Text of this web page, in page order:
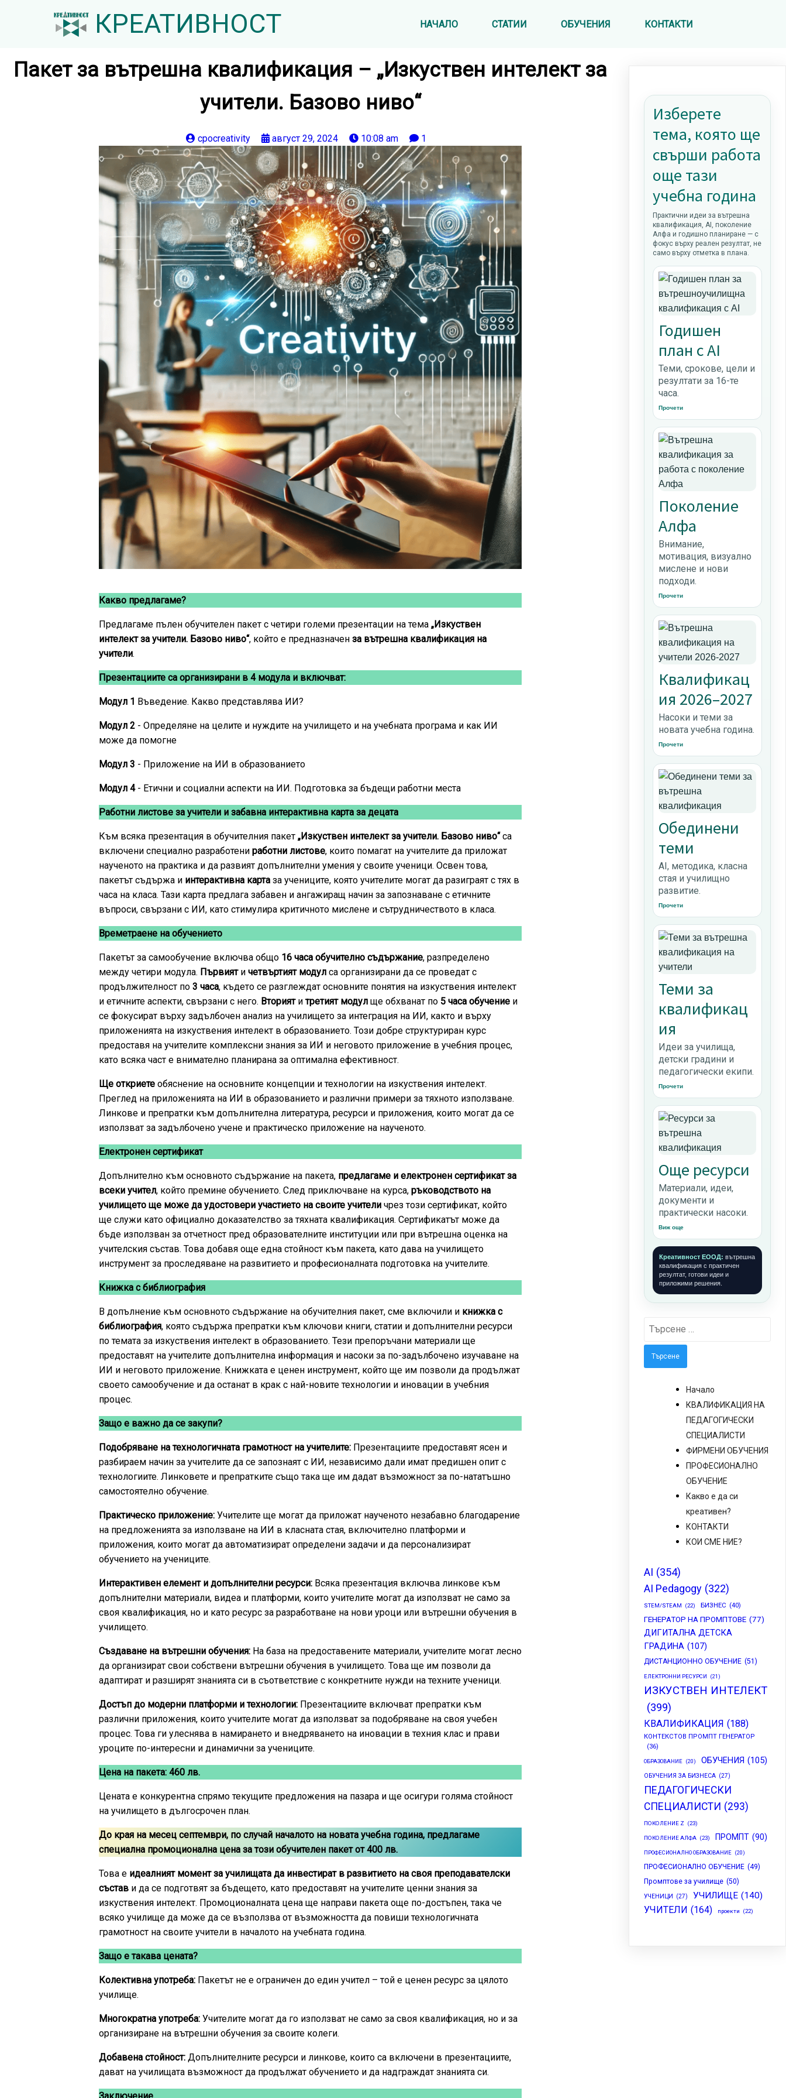
КРЕАТИВНОСТ НАЧАЛО СТАТИИ ОБУЧЕНИЯ КОНТАКТИ
Пакет за вътрешна квалификация – „Изкуствен интелект за
учители. Базово ниво“
cpocreativity август 29, 2024 10:08 am 1
Какво предлагаме?
Предлагаме пълен обучителен пакет с четири големи презентации на тема„Изкуствен
интелект за учители. Базово ниво“, който е предназначенза вътрешна квалификация на
учители.
Презентациите са организирани в 4 модула и включват:
Модул 1 Въведение. Какво представлява ИИ?
Модул 2 - Определяне на целите и нуждите на училището и на учебната програма и как ИИ
може да помогне
Модул 3 - Приложение на ИИ в образованието
Модул 4- Етични и социални аспекти на ИИ. Подготовка за бъдещи работни места
Работни листове за учители и забавна интерактивна карта за децата
Към всяка презентация в обучителния пакет„Изкуствен интелект за учители. Базово ниво“ са
включени специално разработениработни листове, които помагат на учителите да приложат
наученото на практика и да развият допълнителни умения у своите ученици. Освен това,
пакетът съдържа и интерактивна карта за учениците, която учителите могат да разиграят с тях в
часа на класа. Тази карта предлага забавен и ангажиращ начин за запознаване с етичните
въпроси, свързани с ИИ, като стимулира критичното мислене и сътрудничеството в класа.
Времетраене на обучението
Пакетът за самообучение включва общо 16 часа обучително съдържание, разпределено
между четири модула. Първиятичетвъртият модул са организирани да се проведат с
продължителност по3 часа, където се разглеждат основните понятия на изкуствения интелект
и етичните аспекти, свързани с него. Вториятитретият модул ще обхванат по 5 часа обучение и
се фокусират върху задълбочен анализ на училището за интеграция на ИИ, както и върху
приложенията на изкуствения интелект в образованието. Този добре структуриран курс
предоставя на учителите комплексни знания за ИИ и неговото приложение в учебния процес,
като всяка част е внимателно планирана за оптимална ефективност.
Ще откриете обяснение на основните концепции и технологии на изкуствения интелект.
Преглед на приложенията на ИИ в образованието и различни примери за тяхното използване.
Линкове и препратки към допълнителна литература, ресурси и приложения, които могат да се
използват за задълбочено учене и практическо приложение на наученото.
Електронен сертификат
Допълнително към основното съдържание на пакета, предлагаме и електронен сертификат за
всеки учител, който премине обучението. След приключване на курса,ръководството на
училището ще може да удостовери участието на своите учители чрез този сертификат, който
ще служи като официално доказателство за тяхната квалификация. Сертификатът може да
бъде използван за отчетност пред образователните институции или при вътрешна оценка на
учителския състав. Това добавя още една стойност към пакета, като дава на училището
инструмент за проследяване на развитието и професионалната подготовка на учителите.
Книжка с библиография
В допълнение към основното съдържание на обучителния пакет, сме включили и книжка с
библиография, която съдържа препратки към ключови книги, статии и допълнителни ресурси
по темата за изкуствения интелект в образованието. Тези препоръчани материали ще
предоставят на учителите допълнителна информация и насоки за по-задълбочено изучаване на
ИИ и неговото приложение. Книжката е ценен инструмент, който ще им позволи да продължат
своето самообучение и да останат в крак с най-новите технологии и иновации в учебния
процес.
Защо е важно да се закупи?
Подобряване на технологичната грамотност на учителите: Презентациите предоставят ясен и
разбираем начин за учителите да се запознаят с ИИ, независимо дали имат предишен опит с
технологиите. Линковете и препратките също така ще им дадат възможност за по-нататъшно
самостоятелно обучение.
Практическо приложение: Учителите ще могат да приложат наученото незабавно благодарение
на предложенията за използване на ИИ в класната стая, включително платформи и
приложения, които могат да автоматизират определени задачи и да персонализират
обучението на учениците.
Интерактивен елемент и допълнителни ресурси: Всяка презентация включва линкове към
допълнителни материали, видеа и платформи, които учителите могат да използват не само за
своя квалификация, но и като ресурс за разработване на нови уроци или вътрешни обучения в
училището.
Създаване на вътрешни обучения: На база на предоставените материали, учителите могат лесно
да организират свои собствени вътрешни обучения в училището. Това ще им позволи да
адаптират и разширят знанията си в съответствие с конкретните нужди на техните ученици.
Достъп до модерни платформи и технологии: Презентациите включват препратки към
различни приложения, които учителите могат да използват за подобряване на своя учебен
процес. Това ги улеснява в намирането и внедряването на иновации в техния клас и прави
уроците по-интересни и динамични за учениците.
Цена на пакета: 460 лв.
Цената е конкурентна спрямо текущите предложения на пазара и ще осигури голяма стойност
на училището в дългосрочен план.
До края на месец септември, по случай началото на новата учебна година, предлагаме
специална промоционална цена за този обучителен пакет от 400 лв.
Това е идеалният момент за училищата да инвестират в развитието на своя преподавателски
състав и да се подготвят за бъдещето, като предоставят на учителите ценни знания за
изкуствения интелект. Промоционалната цена ще направи пакета още по-достъпен, така че
всяко училище да може да се възползва от възможността да повиши технологичната
грамотност на своите учители в началото на учебната година.
Защо е такава цената?
Колективна употреба: Пакетът не е ограничен до един учител – той е ценен ресурс за цялото
училище.
Многократна употреба: Учителите могат да го използват не само за своя квалификация, но и за
организиране на вътрешни обучения за своите колеги.
Добавена стойност: Допълнителните ресурси и линкове, които са включени в презентациите,
дават на училищата възможност да продължат обучението и да надграждат знанията си.
Изберете
тема, която ще
свърши работа
още тази
учебна година
Практични идеи за вътрешна
квалификация, AI, поколение
Алфа и годишно планиране — с
фокус върху реален резултат, не
само върху отметка в плана.
Годишен
план с AI
Теми, срокове, цели и
резултати за 16-те
часа.
Прочети
Поколение
Алфа
Внимание,
мотивация, визуално
мислене и нови
подходи.
Прочети
Квалификац
ия 2026–2027
Насоки и теми за
новата учебна година.
Прочети
Обединени
теми
AI, методика, класна
стая и училищно
развитие.
Прочети
Теми за
квалификац
ия
Идеи за училища,
детски градини и
педагогически екипи.
Прочети
Още ресурси
Материали, идеи,
документи и
практически насоки.
Виж още
Креативност ЕООД: вътрешна
квалификация с практичен
резултат, готови идеи и
приложими решения.
Търсене
Начало
КВАЛИФИКАЦИЯ НА
ПЕДАГОГИЧЕСКИ
СПЕЦИАЛИСТИ
ФИРМЕНИ ОБУЧЕНИЯ
ПРОФЕСИОНАЛНО
ОБУЧЕНИЕ
Какво е да си
креативен?
КОНТАКТИ
КОИ СМЕ НИЕ?
AI (354)
AI Pedagogy (322)
STEM/STEAM (22) БИЗНЕС (40)
ГЕНЕРАТОР НА ПРОМПТОВЕ (77)
ДИГИТАЛНА ДЕТСКА
ГРАДИНА (107)
ДИСТАНЦИОННО ОБУЧЕНИЕ (51)
ЕЛЕКТРОННИ РЕСУРСИ (21)
ИЗКУСТВЕН ИНТЕЛЕКТ
(399)
КВАЛИФИКАЦИЯ (188)
КОНТЕКСТОВ ПРОМПТ ГЕНЕРАТОР
(36)
ОБРАЗОВАНИЕ (20) ОБУЧЕНИЯ (105)
ОБУЧЕНИЯ ЗА БИЗНЕСА (27)
ПЕДАГОГИЧЕСКИ
СПЕЦИАЛИСТИ (293)
ПОКОЛЕНИЕ Z (23)
ПОКОЛЕНИЕ АЛФА (23) ПРОМПТ (90)
ПРОФЕСИОНАЛНО ОБРАЗОВАНИЕ (20)
ПРОФЕСИОНАЛНО ОБУЧЕНИЕ (49)
Промптове за училище (50)
УЧЕНИЦИ (27) УЧИЛИЩЕ (140)
УЧИТЕЛИ (164) проекти (22)